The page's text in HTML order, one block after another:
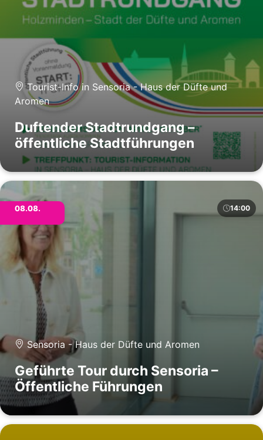
Tourist-Info in Sensoria - Haus der Düfte und
Aromen
Duftender Stadtrundgang –
öffentliche Stadtführungen
08.08. 14:00
Sensoria - Haus der Düfte und Aromen
Geführte Tour durch Sensoria –
Öffentliche Führungen